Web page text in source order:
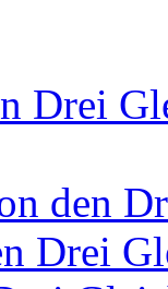
Drei
den
Drei